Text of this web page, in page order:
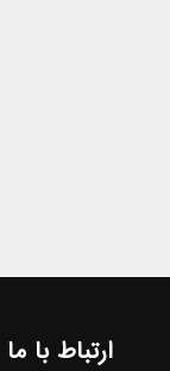
ارتباط با ما